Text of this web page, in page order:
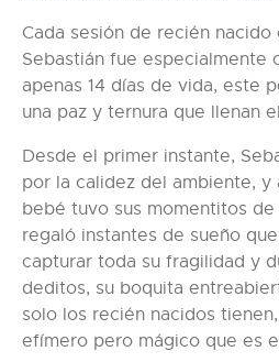
Cada sesión de recién
Sebastián fue especialmente
apenas 14 días de vida, este
una paz y ternura que llenan
Desde el primer instante,
por la calidez del ambiente,
bebé tuvo sus momentitos
regaló instantes de sueño
capturar toda su fragilidad y
deditos, su boquita
solo los recién nacidos
efímero pero mágico que es